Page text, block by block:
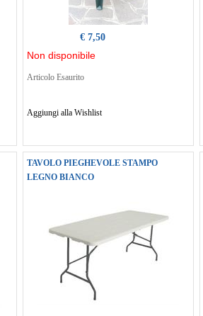
€ 7,50
Non disponibile
Articolo Esaurito
Aggiungi alla Wishlist
TAVOLO PIEGHEVOLE STAMPO
LEGNO BIANCO